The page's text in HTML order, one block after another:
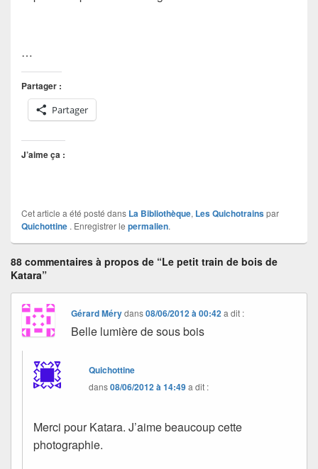
…
Partager :
Partager
J’aime ça :
Cet article a été posté dans La Bibliothèque, Les Quichotrainspar
Quichottine . Enregistrer le permalien.
88 commentaires à propos de “Le petit train de bois de
Katara”
Gérard Mérydans08/06/2012 à 00:42 a dit :
Belle lumière de sous bois
Quichottine
dans08/06/2012 à 14:49a dit :
Merci pour Katara. J’aime beaucoup cette
photographie.